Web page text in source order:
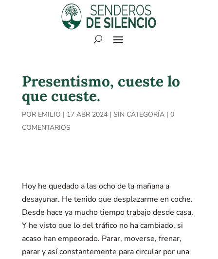
Presentismo, cueste lo
que cueste.
POR EMILIO | 17 ABR 2024| SIN CATEGORÍA| 0
COMENTARIOS
Hoy he quedado a las ocho de la mañana a
desayunar. He tenido que desplazarme en coche.
Desde hace ya mucho tiempo trabajo desde casa.
Y he visto que lo del tráfico no ha cambiado, si
acaso han empeorado. Parar, moverse, frenar,
parar y así constantemente para circular por una